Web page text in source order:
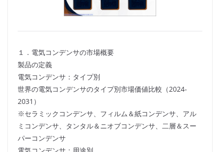
１．電気コンデンサの市場概要
製品の定義
電気コンデンサ：タイプ別
世界の電気コンデンサのタイプ別市場価値比較（2024-
2031）
※セラミックコンデンサ、フィルム＆紙コンデンサ、アル
ミコンデンサ、タンタル＆ニオブコンデンサ、二層＆スー
パーコンデンサ